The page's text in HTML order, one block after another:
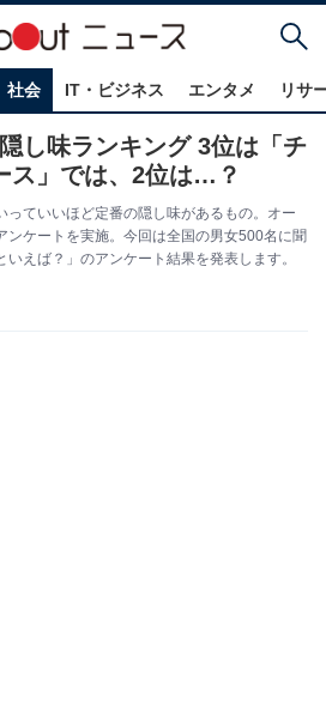
社会 IT・ビジネス エンタメ リサ
し味ランキング 3位は「チ
ス」では、2位は…？
っていいほど定番の隠し味があるもの。オー
ンケートを実施。今回は全国の男女500名に聞
えば？」のアンケート結果を発表します。